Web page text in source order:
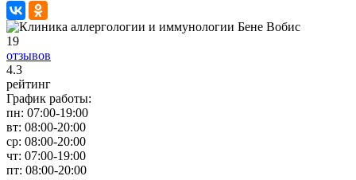
19
отзывов
4.3
рейтинг
График работы:
пн: 07:00-19:00
вт: 08:00-20:00
ср: 08:00-20:00
чт: 07:00-19:00
пт: 08:00-20:00